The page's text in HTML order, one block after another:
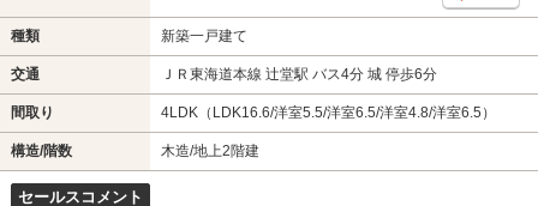
種類 新築一戸建て
交通 ＪＲ東海道本線 辻堂駅 バス4分 城 停歩6分
間取り 4LDK（LDK16.6/洋室5.5/洋室6.5/洋室4.8/洋室6.5）
構造/階数 木造/地上2階建
セールスコメント